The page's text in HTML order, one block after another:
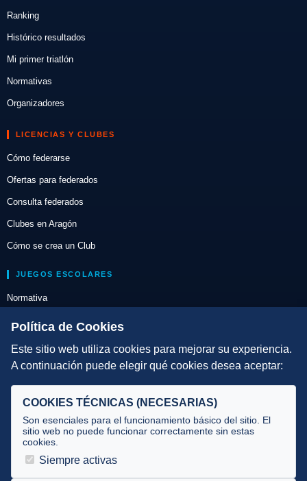
Ranking
Histórico resultados
Mi primer triatlón
Normativas
Organizadores
LICENCIAS Y CLUBES
Cómo federarse
Ofertas para federados
Consulta federados
Clubes en Aragón
Cómo se crea un Club
JUEGOS ESCOLARES
Normativa
Escuelas de Triatlón
DIRECCIÓN TÉCNICA
Selecciones
Tecnificación
JUECES Y OFICIALES
Política de Cookies
Este sitio web utiliza cookies para mejorar su experiencia.
A continuación puede elegir qué cookies desea aceptar:
COOKIES TÉCNICAS (NECESARIAS)
Son esenciales para el funcionamiento básico del sitio. El
sitio web no puede funcionar correctamente sin estas
cookies.
Siempre activas